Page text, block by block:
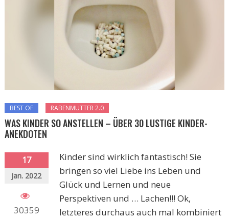
BEST OF RABENMUTTER 2.0
WAS KINDER SO ANSTELLEN – ÜBER 30 LUSTIGE KINDER-
ANEKDOTEN
17
Jan. 2022
30359
Kinder sind wirklich fantastisch! Sie
bringen so viel Liebe ins Leben und
Glück und Lernen und neue
Perspektiven und … Lachen!!! Ok,
letzteres durchaus auch mal kombiniert